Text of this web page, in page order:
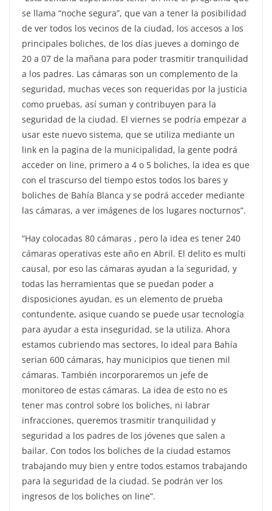
se llama “noche segura”, que van a tener la posibilidad
de ver todos los vecinos de la ciudad, los accesos a los
principales boliches, de los días jueves a domingo de
20 a 07 de la mañana para poder trasmitir tranquilidad
a los padres. Las cámaras son un complemento de la
seguridad, muchas veces son requeridas por la justicia
como pruebas, así suman y contribuyen para la
seguridad de la ciudad. El viernes se podría empezar a
usar este nuevo sistema, que se utiliza mediante un
link en la pagina de la municipalidad, la gente podrá
acceder on line, primero a 4 o 5 boliches, la idea es que
con el trascurso del tiempo estos todos los bares y
boliches de Bahía Blanca y se podrá acceder mediante
las cámaras, a ver imágenes de los lugares nocturnos”.
“Hay colocadas 80 cámaras , pero la idea es tener 240
cámaras operativas este año en Abril. El delito es multi
causal, por eso las cámaras ayudan a la seguridad, y
todas las herramientas que se puedan poder a
disposiciones ayudan, es un elemento de prueba
contundente, asique cuando se puede usar tecnología
para ayudar a esta inseguridad, se la utiliza. Ahora
estamos cubriendo mas sectores, lo ideal para Bahía
serian 600 cámaras, hay municipios que tienen mil
cámaras. También incorporaremos un jefe de
monitoreo de estas cámaras. La idea de esto no es
tener mas control sobre los boliches, ni labrar
infracciones, queremos trasmitir tranquilidad y
seguridad a los padres de los jóvenes que salen a
bailar. Con todos los boliches de la ciudad estamos
trabajando muy bien y entre todos estamos trabajando
para la seguridad de la ciudad. Se podrán ver los
ingresos de los boliches on line”.